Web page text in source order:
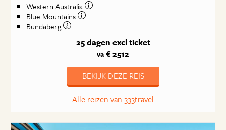
Western Australia
Blue Mountains
Bundaberg
25 dagen excl ticket
va € 2512
BEKIJK DEZE REIS
Alle reizen van 333travel